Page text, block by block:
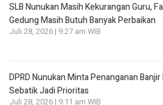
SLB Nunukan Masih Kekurangan Guru,
Gedung Masih Butuh Banyak Perbaikan
Juli 28, 2026 | 9:27 am WIB
DPRD Nunukan Minta Penanganan
Sebatik Jadi Prioritas
Juli 28, 2026 | 9:11 am WIB